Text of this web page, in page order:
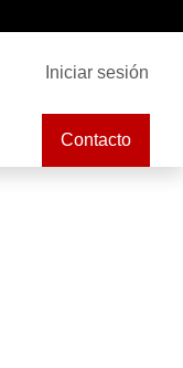
Iniciar sesión
Contacto